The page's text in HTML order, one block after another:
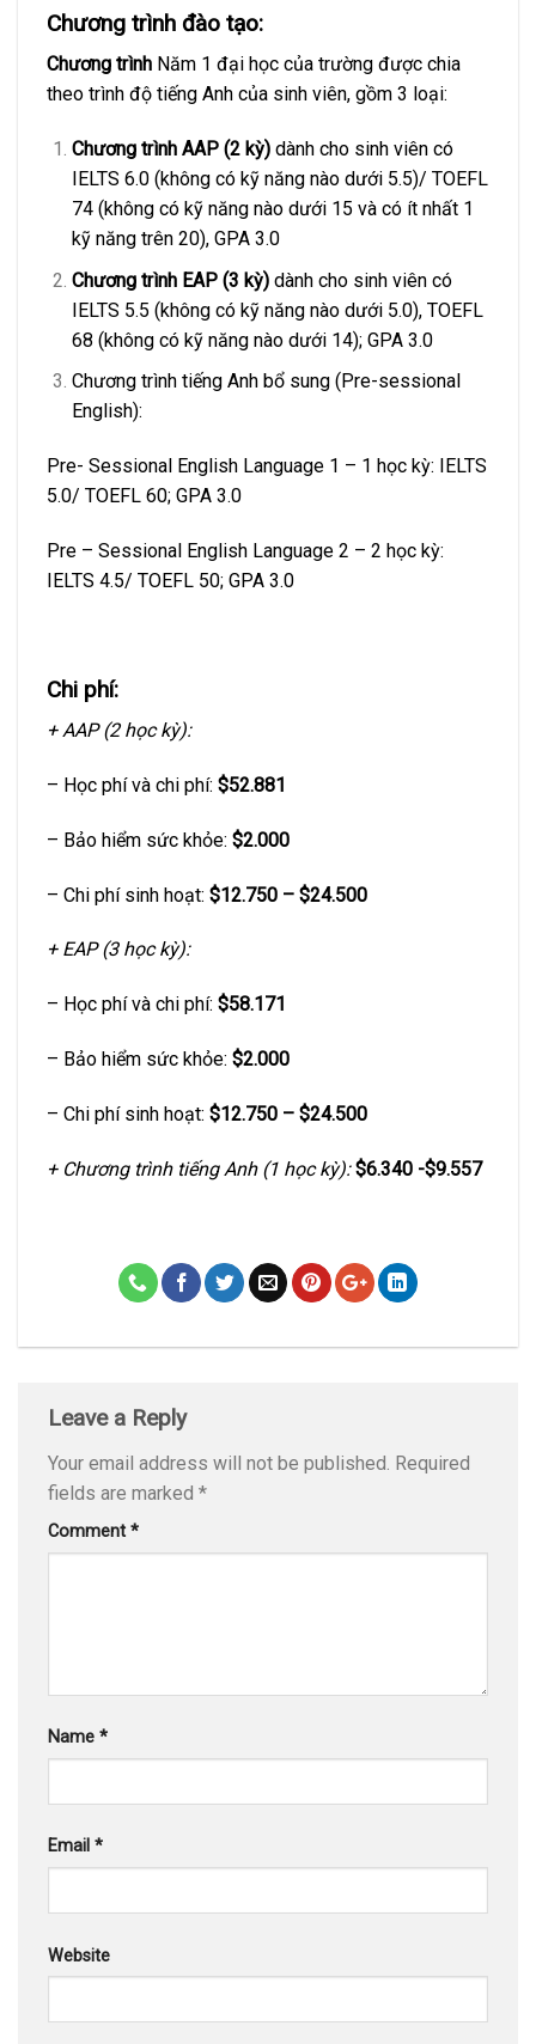
Chương trình đào tạo:
Chương trình Năm 1 đại học của trường được chia
theo trình độ tiếng Anh của sinh viên, gồm 3 loại:
Chương trình AAP (2 kỳ)dành cho sinh viên có
IELTS 6.0 (không có kỹ năng nào dưới 5.5)/ TOEFL
74 (không có kỹ năng nào dưới 15 và có ít nhất 1
kỹ năng trên 20), GPA 3.0
Chương trình EAP (3 kỳ)dành cho sinh viên có
IELTS 5.5 (không có kỹ năng nào dưới 5.0), TOEFL
68 (không có kỹ năng nào dưới 14); GPA 3.0
Chương trình tiếng Anh bổ sung (Pre-sessional
English):
Pre- Sessional English Language 1 – 1 học kỳ: IELTS
5.0/ TOEFL 60; GPA 3.0
Pre – Sessional English Language 2 – 2 học kỳ:
IELTS 4.5/ TOEFL 50; GPA 3.0
Chi phí:
+ AAP (2 học kỳ):
– Học phí và chi phí: $52.881
– Bảo hiểm sức khỏe: $2.000
– Chi phí sinh hoạt: $12.750 – $24.500
+ EAP (3 học kỳ):
– Học phí và chi phí: $58.171
– Bảo hiểm sức khỏe: $2.000
– Chi phí sinh hoạt: $12.750 – $24.500
+ Chương trình tiếng Anh (1 học kỳ):$6.340 -$9.557
Leave a Reply
Your email address will not be published. Required
fields are marked *
Comment *
Name *
Email *
Website